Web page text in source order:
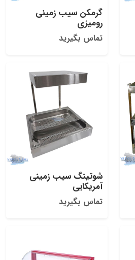
گرمکن سیب زمینی
رومیزی
تماس بگیرید
شوتینگ سیب زمینی
آمریکایی
تماس بگیرید